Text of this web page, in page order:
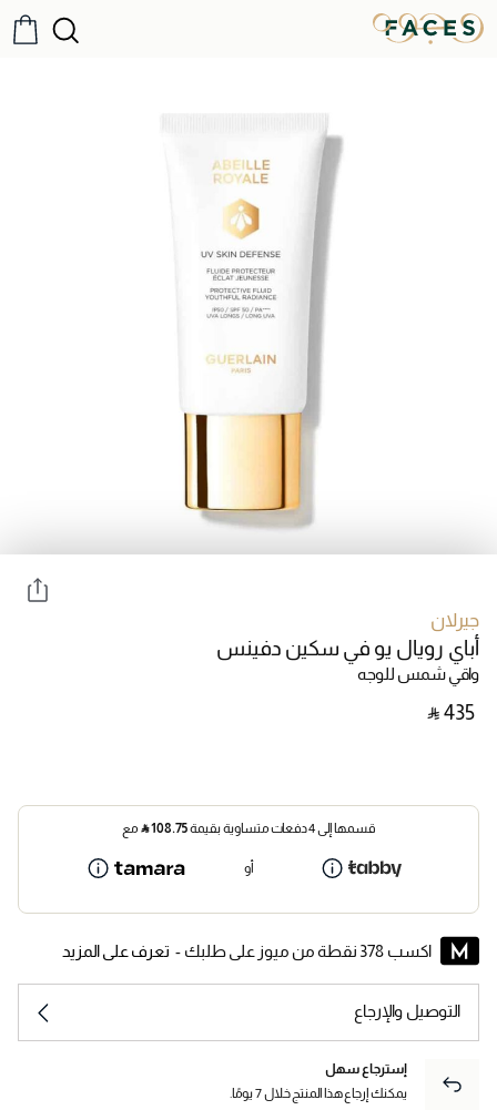
جيرلان
أباي رويال يو في سكين دفينس
واقي شمس للوجه
‎ ⃁ ⁦435⁩ ‎
قسمها إلى 4 دفعات متساوية بقيمة 108.75
⃁ مع
أو
اكسب 378 نقطة من ميوز على طلبك - تعرف على المزيد
التوصيل والإرجاع
إسترجاع سهل
يمكنك إرجاع هذا المنتج خلال 7 يومًا.